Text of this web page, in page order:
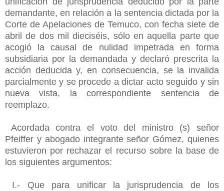
demandante, en relación a la sentencia dictada por la
Corte de Apelaciones de Temuco, con fecha siete de
abril de dos mil dieciséis, sólo en aquella parte que
acogió la causal de nulidad impetrada en forma
subsidiaria por la demandada y declaró prescrita la
acción deducida y, en consecuencia, se la invalida
parcialmente y se procede a dictar acto seguido y sin
nueva vista, la correspondiente sentencia de
reemplazo.
Acordada contra el voto del ministro (s) señor
Pfeiffer y abogado integrante señor Gómez, quienes
estuvieron por rechazar el recurso sobre la base de
los siguientes argumentos:
I.- Que para unificar la jurisprudencia de los